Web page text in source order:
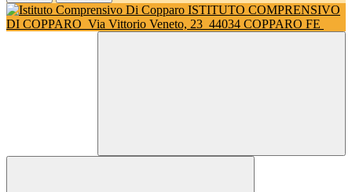
ISTITUTO COMPRENSIVO
DI COPPARO Via Vittorio Veneto, 23 44034 COPPARO FE